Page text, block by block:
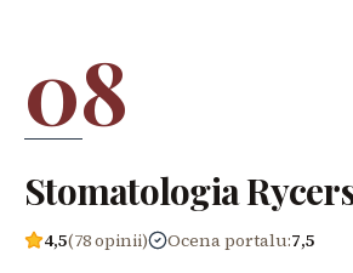
08
Stomatologia
4,5(78 opinii) Ocena portalu:7,5